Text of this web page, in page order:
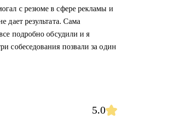
с резюме в сфере рекламы и
дает результата. Сама
подробно обсудили и я
собеседования позвали за один
5.0